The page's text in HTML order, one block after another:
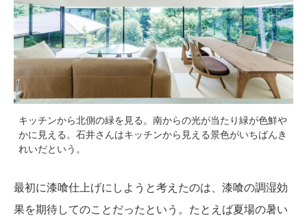
キッチンから北側の緑を見る。南からの光が当たり緑が色鮮や
かに見える。石井さんはキッチンから見える景色がいちばんき
れいだという。
最初に漆喰仕上げにしようと考えたのは、漆喰の調湿効
果を期待してのことだったという。たとえば夏場の暑い